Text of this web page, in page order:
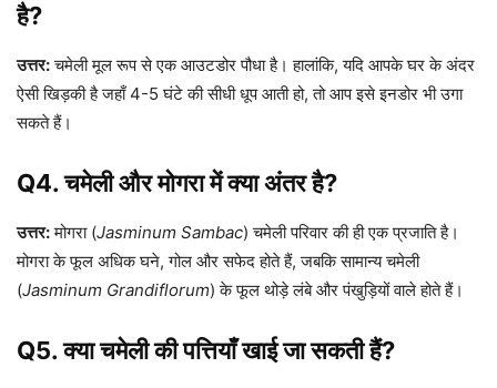
है?
उत्तर:चमेली मूल रूप से एक आउटडोर पौधा है। हालांकि, यदि आपके घर के अंदर
ऐसी खिड़की है जहाँ 4-5 घंटे की सीधी धूप आती हो, तो आप इसे इनडोर भी उगा
सकते हैं।
Q4. चमेली और मोगरा में क्या अंतर है?
उत्तर:मोगरा (Jasminum Sambac) चमेली परिवार की ही एक प्रजाति है।
मोगरा के फूल अधिक घने, गोल और सफेद होते हैं, जबकि सामान्य चमेली
(Jasminum Grandiflorum) के फूल थोड़े लंबे और पंखुड़ियों वाले होते हैं।
Q5. क्या चमेली की पत्तियाँ खाई जा सकती हैं?